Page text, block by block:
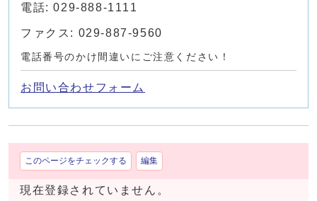
電話: 029-888-1111
ファクス: 029-887-9560
電話番号のかけ間違いにご注意ください！
お問い合わせフォーム
このページをチェックする 編集
現在登録されていません。